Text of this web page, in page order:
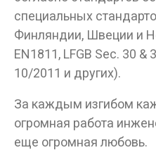
специальных
Финляндии, Швеции и
EN1811, LFGB Sec. 30 &
10/2011 и других).
За каждым изгибом
огромная работа
еще огромная любовь.
Данные товары
ДА